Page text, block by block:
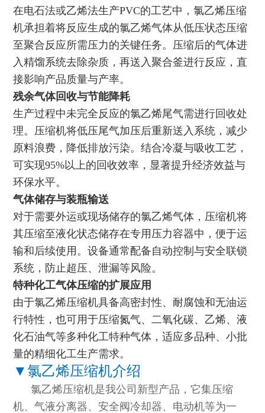
在电石法或乙烯法生产PVC的工艺中，氯乙烯压缩
机承担着将反应生成的氯乙烯气体从低压状态压缩
至聚合反应所需压力的关键任务。压缩后的气体进
入精馏系统去除杂质，再送入聚合釜进行反应，直
接影响产品质量与产率。
残余气体回收与节能降耗
生产过程中未完全反应的氯乙烯尾气需进行回收处
理。压缩机将低压尾气加压后重新送入系统，减少
原料浪费，降低排放污染。结合冷凝与吸收工艺，
可实现95%以上的回收效率，显著提升经济效益与
环保水平。
气体储存与装瓶输送
对于需要外运或现场储存的氯乙烯气体，压缩机将
其压缩至液化状态储存在专用压力容器中，便于运
输和后续使用。设备通常配备自动控制与安全联锁
系统，防止超压、泄漏等风险。
特种化工气体压缩的扩展应用
由于氯乙烯压缩机具备高密封性、耐腐蚀和无油运
行特性，也可用于压缩氮气、二氧化碳、乙烯、液
化石油气等多种化工特种气体，适应多品种、小批
量的精细化工生产需求。
▼氯乙烯压缩机介绍
氯乙烯压缩机是我公司新型产品，它集压缩
机、气液分离器、安全阀冷却器、电动机等为一